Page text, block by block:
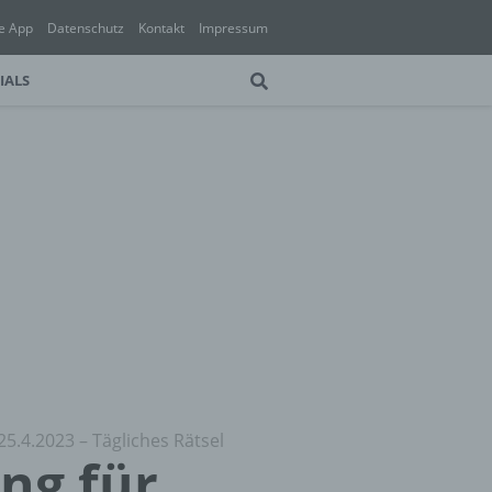
App Datenschutz Kontakt Impressum
– Tägliches Rätsel